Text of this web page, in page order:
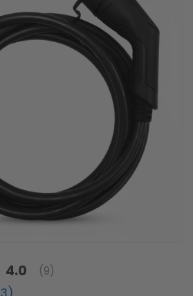
Note moyenne:
4.0 (votes:
9)